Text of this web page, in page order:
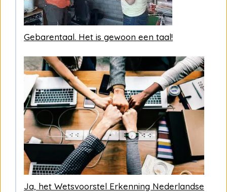
Gebarentaal. Het is gewoon een taal!
Ja, het Wetsvoorstel Erkenning Nederlandse